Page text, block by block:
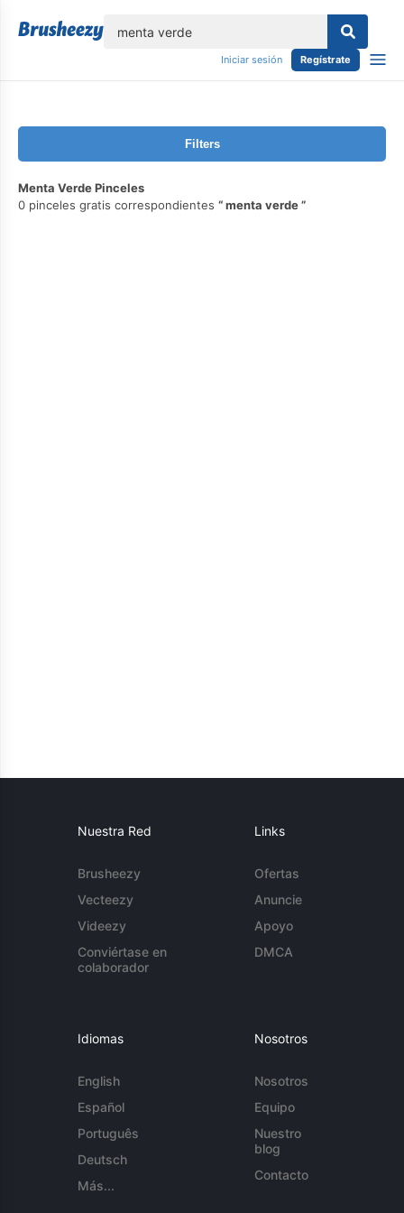
Iniciar sesión Regístrate
Filters
Menta Verde Pinceles
0 pinceles gratis correspondientes
menta verde
Nuestra Red
Brusheezy
Vecteezy
Videezy
Conviértase en
colaborador
Links
Ofertas
Anuncie
Apoyo
DMCA
Idiomas
English
Español
Português
Deutsch
Más...
Nosotros
Nosotros
Equipo
Nuestro
blog
Contacto